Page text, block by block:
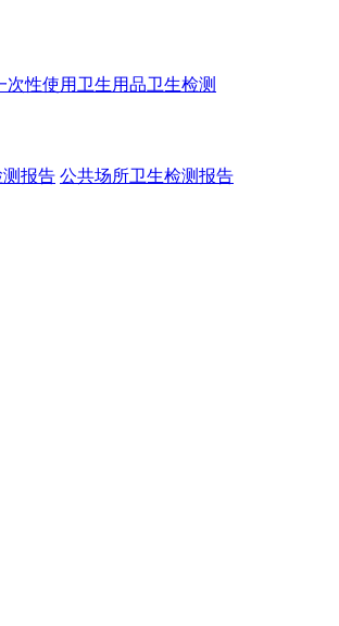
次性使用卫生用品卫生检测
测报告 公共场所卫生检测报告